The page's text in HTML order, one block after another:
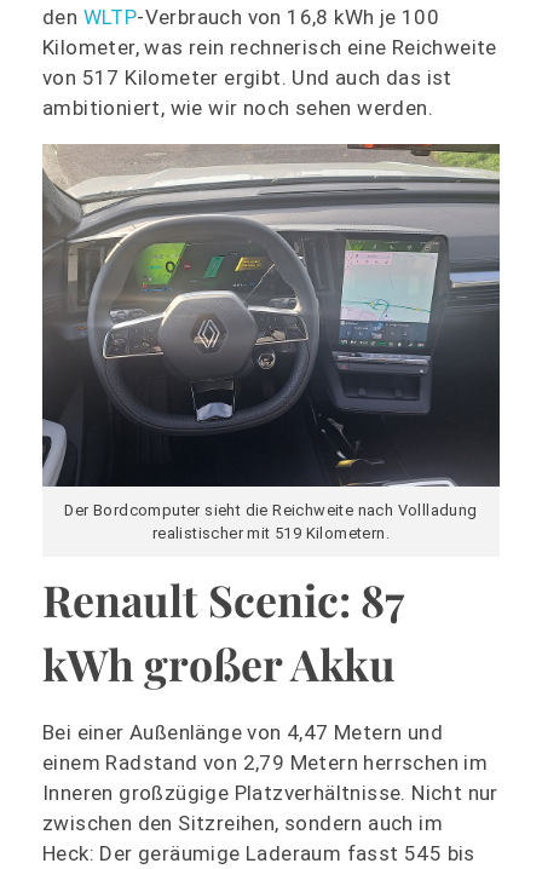
den WLTP-Verbrauch von 16,8 kWh je 100
Kilometer, was rein rechnerisch eine Reichweite
von 517 Kilometer ergibt. Und auch das ist
ambitioniert, wie wir noch sehen werden.
Der Bordcomputer sieht die Reichweite nach Vollladung
realistischer mit 519 Kilometern.
Renault Scenic: 87
kWh großer Akku
Bei einer Außenlänge von 4,47 Metern und
einem Radstand von 2,79 Metern herrschen im
Inneren großzügige Platzverhältnisse. Nicht nur
zwischen den Sitzreihen, sondern auch im
Heck: Der geräumige Laderaum fasst 545 bis